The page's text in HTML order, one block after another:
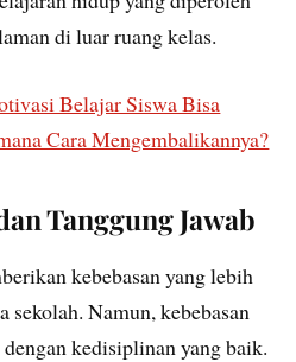
di luar ruang kelas.
Belajar Siswa Bisa
Cara Mengembalikannya?
Tanggung Jawab
kebebasan yang lebih
sekolah. Namun, kebebasan
kedisiplinan yang baik.